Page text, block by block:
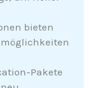
bieten
Pakete